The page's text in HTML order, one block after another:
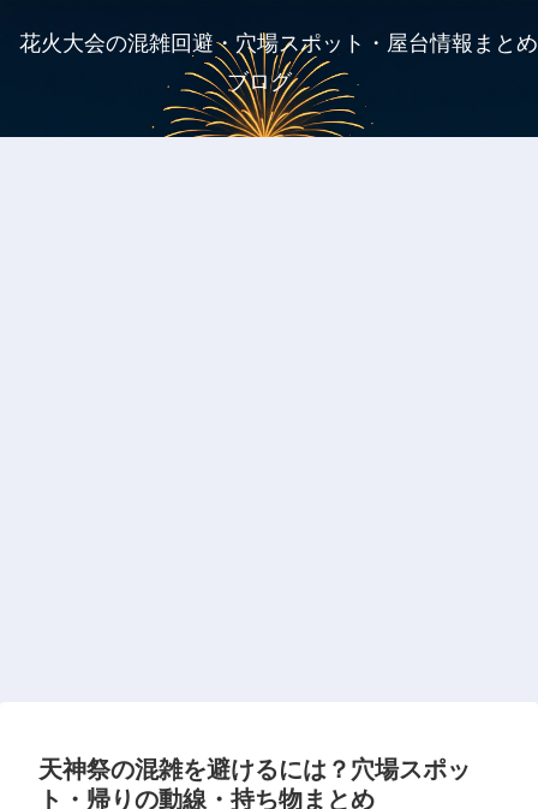
花火大会の混雑回避・穴場スポット・屋台情報まとめ
ブログ
天神祭の混雑を避けるには？穴場スポッ
ト・帰りの動線・持ち物まとめ